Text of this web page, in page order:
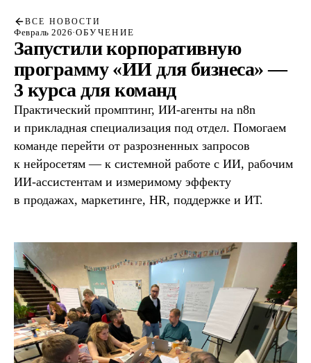
ВСЕ НОВОСТИ
Февраль 2026·ОБУЧЕНИЕ
Запустили корпоративную
программу «ИИ для бизнеса» —
3 курса для команд
Практический промптинг, ИИ-агенты на n8n
и прикладная специализация под отдел. Помогаем
команде перейти от разрозненных запросов
к нейросетям — к системной работе с ИИ, рабочим
ИИ-ассистентам и измеримому эффекту
в продажах, маркетинге, HR, поддержке и ИТ.